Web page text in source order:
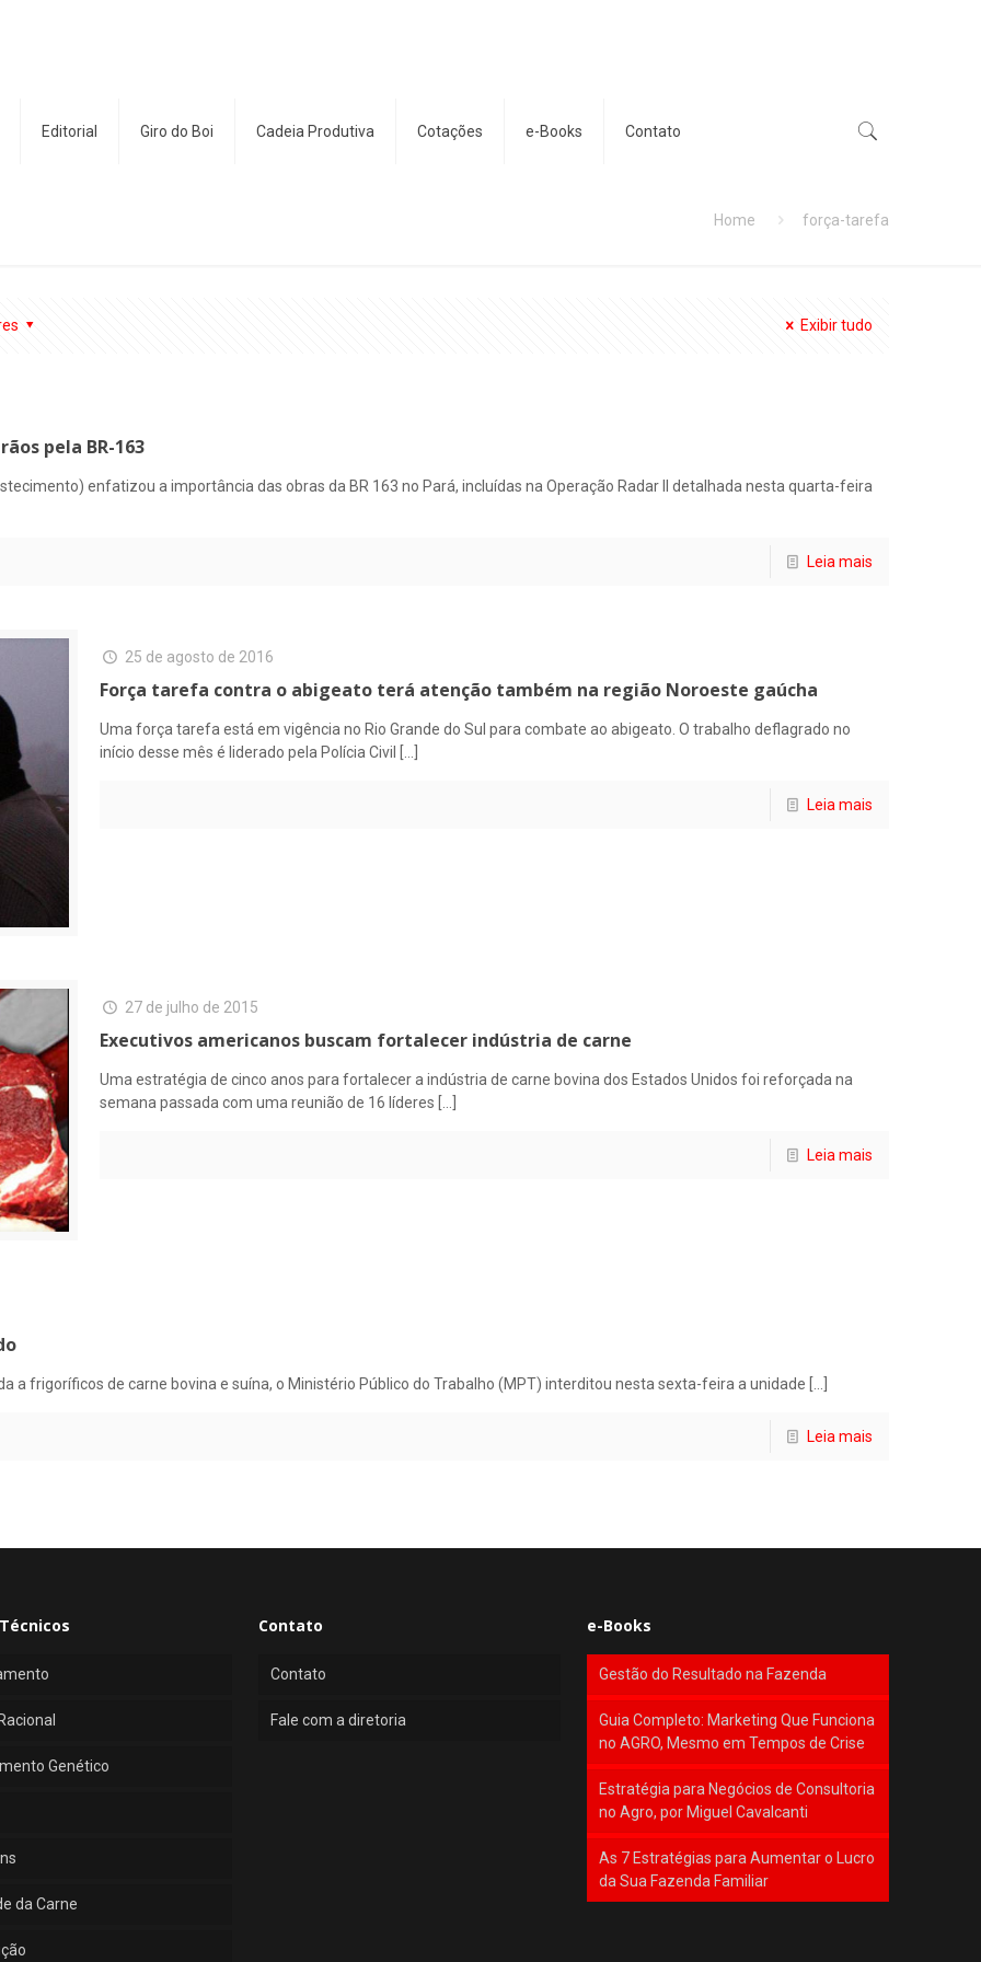
Editorial Giro do Boi Cadeia Produtiva Cotações e-Books Contato
Home força-tarefa
Exibir tudo
pela BR-163
enfatizou a importância das obras da BR 163 no Pará, incluídas na Operação Radar II detalhada nesta quarta-feira
Leia mais
25 de agosto de 2016
Força tarefa contra o abigeato terá atenção também na região Noroeste gaúcha
Uma força tarefa está em vigência no Rio Grande do Sul para combate ao abigeato. O trabalho deflagrado no
início desse mês é liderado pela Polícia Civil
Leia mais
27 de julho de 2015
Executivos americanos buscam fortalecer indústria de carne
Uma estratégia de cinco anos para fortalecer a indústria de carne bovina dos Estados Unidos foi reforçada na
semana passada com uma reunião de 16 líderes
Leia mais
a frigoríficos de carne bovina e suína, o Ministério Público do Trabalho (MPT) interditou nesta sexta-feira a unidade […]
Leia mais
Genético
da Carne
Contato
Contato
Fale com a diretoria
e-Books
Gestão do Resultado na Fazenda
Guia Completo: Marketing Que Funciona
no AGRO, Mesmo em Tempos de Crise
Estratégia para Negócios de Consultoria
no Agro, por Miguel Cavalcanti
As 7 Estratégias para Aumentar o Lucro
da Sua Fazenda Familiar